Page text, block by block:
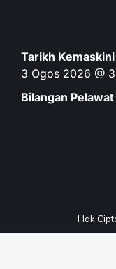
Tarikh Kemaskini
3 Ogos 2026 @
Bilangan Pelawat
Hak